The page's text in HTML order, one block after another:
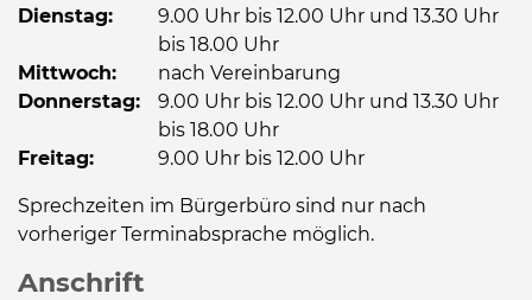
Dienstag:
9.00 Uhr bis 12.00 Uhr und 13.30 Uhr
bis 18.00 Uhr
Mittwoch:
nach Vereinbarung
Donnerstag: 9.00 Uhr bis 12.00 Uhr und 13.30 Uhr
bis 18.00 Uhr
Freitag:
9.00 Uhr bis 12.00 Uhr
Sprechzeiten im Bürgerbüro sind nur nach
vorheriger Terminabsprache möglich.
Anschrift